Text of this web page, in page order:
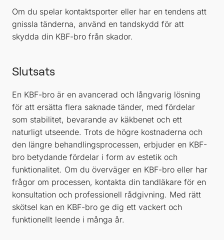
Om du spelar kontaktsporter eller har en tendens att
gnissla tänderna, använd en tandskydd för att
skydda din KBF-bro från skador.
Slutsats
En KBF-bro är en avancerad och långvarig lösning
för att ersätta flera saknade tänder, med fördelar
som stabilitet, bevarande av käkbenet och ett
naturligt utseende. Trots de högre kostnaderna och
den längre behandlingsprocessen, erbjuder en KBF-
bro betydande fördelar i form av estetik och
funktionalitet. Om du överväger en KBF-bro eller har
frågor om processen, kontakta din tandläkare för en
konsultation och professionell rådgivning. Med rätt
skötsel kan en KBF-bro ge dig ett vackert och
funktionellt leende i många år.